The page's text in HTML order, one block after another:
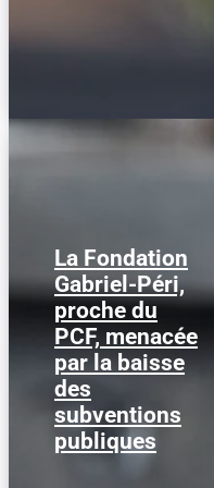
La Fondation
Gabriel-Péri,
proche du
PCF, menacée
par la baisse
des
subventions
publiques
Guillaume Roubaud-
Quashie, président de la
Fondation Gabriel-Péri
et membre de la
direction du PCF...